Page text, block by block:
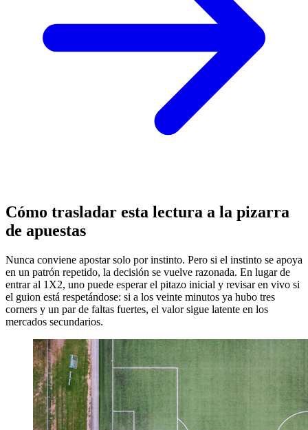
Cómo trasladar esta lectura a la pizarra
de apuestas
Nunca conviene apostar solo por instinto. Pero si el instinto se apoya
en un patrón repetido, la decisión se vuelve razonada. En lugar de
entrar al 1X2, uno puede esperar el pitazo inicial y revisar en vivo si
el guion está respetándose: si a los veinte minutos ya hubo tres
corners y un par de faltas fuertes, el valor sigue latente en los
mercados secundarios.